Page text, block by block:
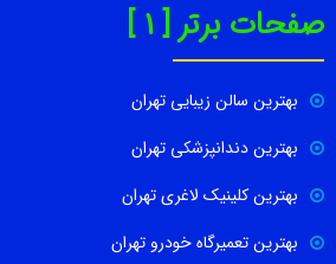
صفحات برتر [ 1 ]
بهترین سالن زیبایی تهران
بهترین دندانپزشکی تهران
بهترین کلینیک لاغری تهران
بهترین تعمیرگاه خودرو تهران